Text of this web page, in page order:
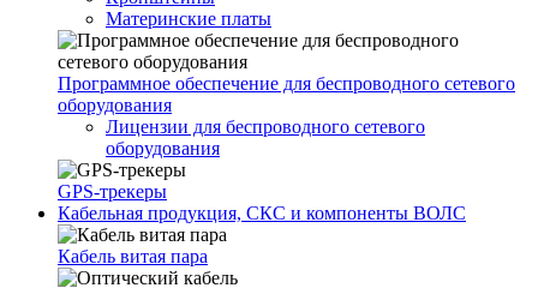
Материнские платы
Программное обеспечение для беспроводного сетевого
оборудования
Лицензии для беспроводного сетевого
оборудования
GPS-трекеры
Кабельная продукция, СКС и компоненты ВОЛС
Кабель витая пара